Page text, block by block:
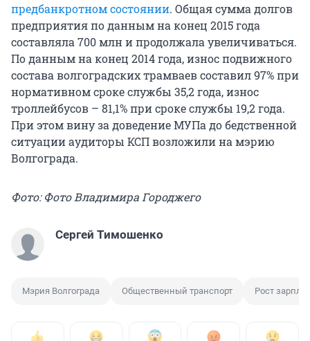
предбанкротном состоянии. Общая сумма долгов
предприятия по данным на конец 2015 года
составляла 700 млн и продолжала увеличиваться.
По данным на конец 2014 года, износ подвижного
состава волгоградских трамваев составил 97% при
нормативном сроке службы 35,2 года, износ
троллейбусов – 81,1% при сроке службы 19,2 года.
При этом вину за доведение МУПа до бедственной
ситуации аудиторы КСП возложили на мэрию
Волгограда.
Фото: Фото Владимира Городжего
Сергей Тимошенко
Мэрия Волгограда Общественный транспорт Рост